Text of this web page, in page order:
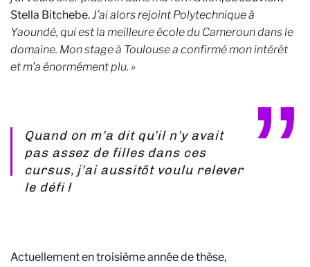
Stella Bitchebe.J’ai alors rejoint Polytechnique à
Yaoundé, qui est la meilleure école du Cameroun dans le
domaine. Mon stage à Toulouse a confirmé mon intérêt
et m’a énormément plu. »
Quand on m’a dit qu’il n’y avait
pas assez de filles dans ces
cursus, j’ai aussitôt voulu relever
le défi !
Actuellement en troisième année de thèse,